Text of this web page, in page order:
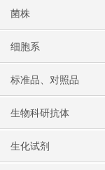
菌株
细胞系
标准品、对照品
生物科研抗体
生化试剂